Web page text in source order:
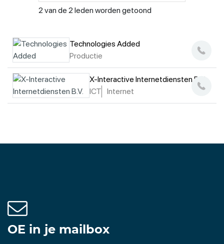
2 van de 2 leden worden getoond
Technologies Added
Productie
X-Interactive Internetdiensten B.V.
ICT
Internet
OE in je mailbox